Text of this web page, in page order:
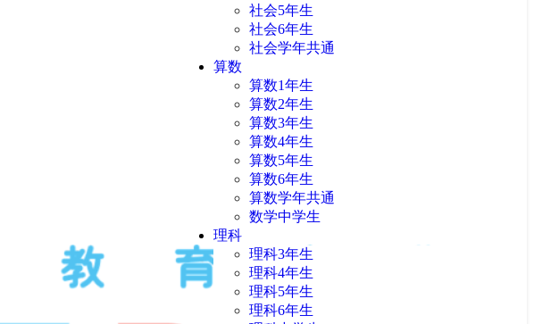
社会5年生
社会6年生
社会学年共通
算数
算数1年生
算数2年生
算数3年生
算数4年生
算数5年生
算数6年生
算数学年共通
数学中学生
理科
理科3年生
理科4年生
理科5年生
理科6年生